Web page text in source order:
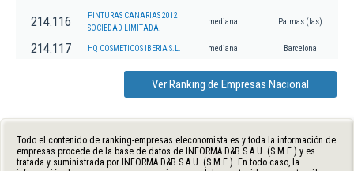
214.116
PINTURAS CANARIAS 2012
SOCIEDAD LIMITADA.
mediana Palmas (las)
214.117 HQ COSMETICOS IBERIA S.L. mediana Barcelona
Ver Ranking de Empresas Nacional
Todo el contenido de ranking-empresas.eleconomista.es y toda la información de
empresas procede de la base de datos de INFORMA D&B S.A.U. (S.M.E.) y es
tratada y suministrada por INFORMA D&B S.A.U. (S.M.E.). En todo caso, la